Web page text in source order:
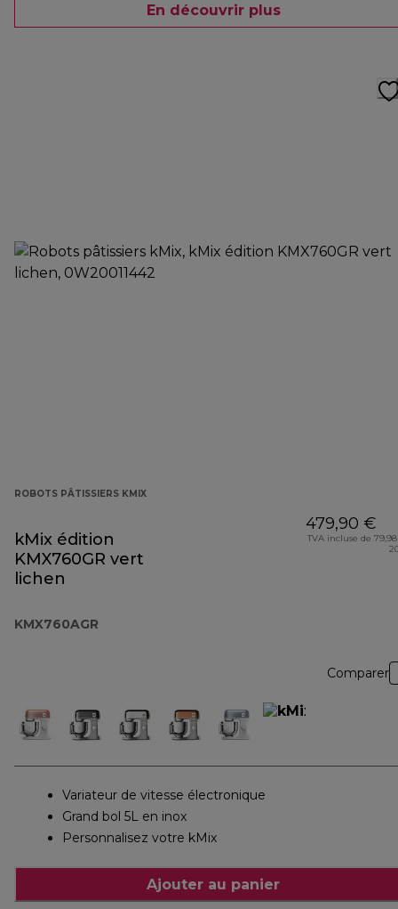
En découvrir plus
ROBOTS PÂTISSIERS KMIX
kMix édition
KMX760GR vert
lichen
KMX760AGR
479,90 €
TVA incluse de
Comparer
Variateur de vitesse électronique
Grand bol 5L en inox
Personnalisez votre kMix
Ajouter au panier